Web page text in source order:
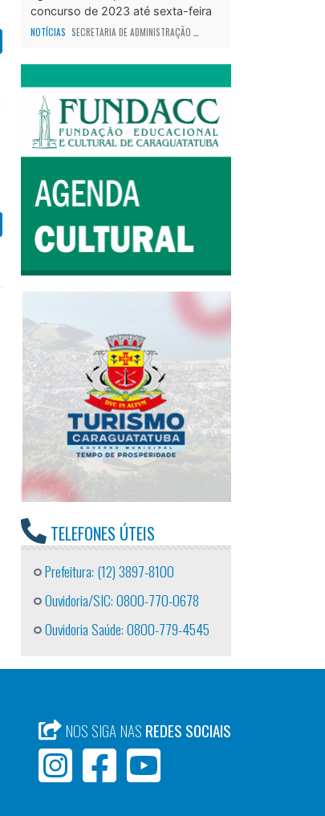
concurso de 2023 até sexta-feira
(17)
NOTÍCIAS SECRETARIA DE ADMINISTRAÇÃO
TELEFONES ÚTEIS
Prefeitura: (12) 3897-8100
Ouvidoria/SIC: 0800-770-0678
Ouvidoria Saúde: 0800-779-4545
NOS SIGA NAS REDES SOCIAIS